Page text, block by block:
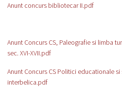
Anunt concurs bibliotecar II.pdf
Anunt Concurs CS, Paleografie si limba
sec. XVI-XVII.pdf
Anunt Concurs CS Politici educationale
interbelica.pdf